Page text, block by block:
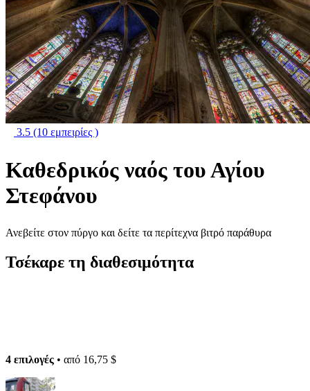
3.5 (10 εμπειρίες )
Καθεδρικός ναός του Αγίου
Στεφάνου
Ανεβείτε στον πύργο και δείτε τα περίτεχνα βιτρό παράθυρα
Τσέκαρε τη διαθεσιμότητα
4 επιλογές • από 16,75 $